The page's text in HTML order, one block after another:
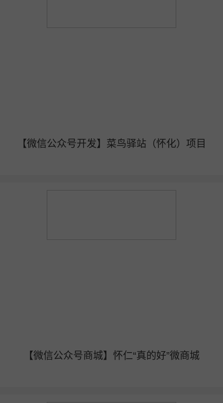
【微信公众号开发】菜鸟驿站（怀化）项目
【微信公众号商城】怀仁“真的好”微商城